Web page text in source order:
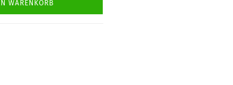
WARENKORB